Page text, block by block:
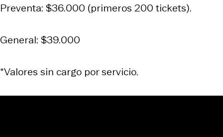
Preventa: $36.000 (primeros 200 tickets).
General: $39.000
*Valores sin cargo por servicio.